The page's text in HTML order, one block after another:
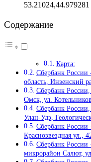
53.21024,44.979281
Содержание
Карта:
Сбербанк России
область, Инзенский
Сбербанк
Омск, ул.
Сбербанк
Улан-Удэ,
Сбербанк
Краснозвездная ул.,
Сбербанк России
микрорайон Салют,